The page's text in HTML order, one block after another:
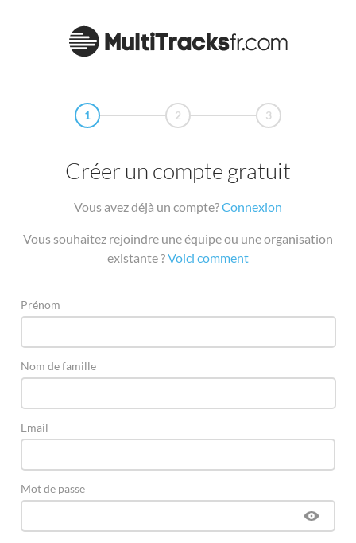
1 2 3
Créer un compte gratuit
Vous avez déjà un compte?Connexion
Vous souhaitez rejoindre une équipe ou une organisation
existante ?Voici comment
Prénom
Nom de famille
Email
Mot de passe